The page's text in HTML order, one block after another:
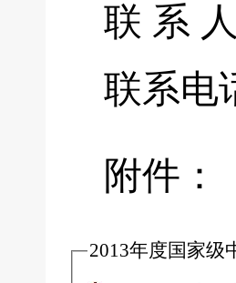
联 系
联系电
附件：
2013年度国家级